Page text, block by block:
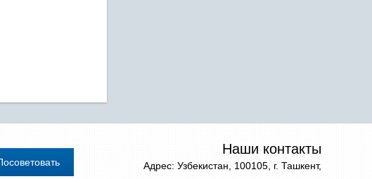
Наши контакты
Адрес: Узбекистан, 100105, г. Ташкент,